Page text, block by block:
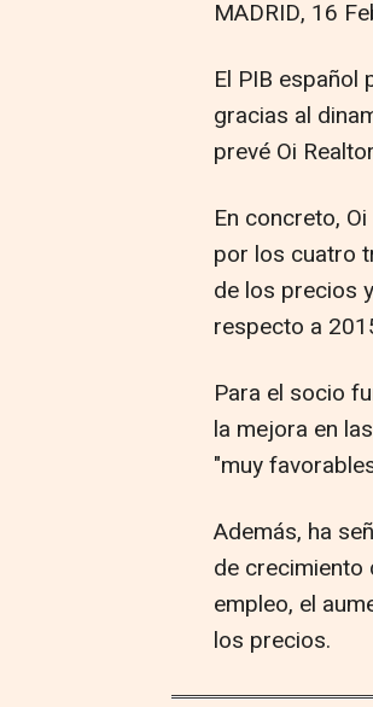
MADRID, 16
El PIB español
gracias al
prevé Oi
En concreto,
por los cuatro
de los precios
respecto a
Para el socio
la mejora en
"muy
Además, ha
de crecimiento
empleo, el
los precios.